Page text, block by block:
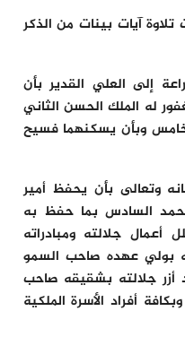
آيات بينات من الذكر
إلى العلي القدير بأن
له الملك الحسن الثاني
وبأن يسكنهما فسيح
وتعالى بأن يحفظ أمير
السادس بما حفظ به
جلالته ومبادراته
بولي عهده صاحب السمو
أزر جلالته بشقيقه صاحب
أفراد الأسرة الملكية